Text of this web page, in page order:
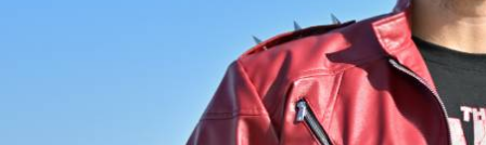
「90%は失敗する。でも…」本田圭佑が初
終戦から81年